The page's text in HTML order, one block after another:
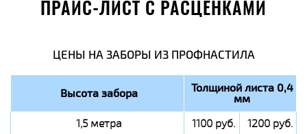
ПРАЙС-ЛИСТ С РАСЦЕНКАМИ
ЦЕНЫ НА ЗАБОРЫ ИЗ ПРОФНАСТИЛА
Высота забора Толщиной листа 0,4
мм
1,5 метра 1100 руб.
1200 руб.